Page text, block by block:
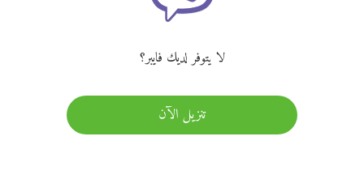
لا يتوفر لديك فايبر؟
تنزيل الآن